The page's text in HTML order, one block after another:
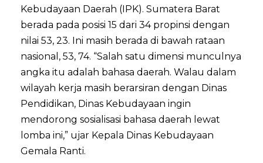
Kebudayaan Daerah (IPK). Sumatera Barat
berada pada posisi 15 dari 34 propinsi dengan
nilai 53, 23. Ini masih berada di bawah rataan
nasional, 53, 74. “Salah satu dimensi munculnya
angka itu adalah bahasa daerah. Walau dalam
wilayah kerja masih berarsiran dengan Dinas
Pendidikan, Dinas Kebudayaan ingin
mendorong sosialisasi bahasa daerah lewat
lomba ini,” ujar Kepala Dinas Kebudayaan
Gemala Ranti.